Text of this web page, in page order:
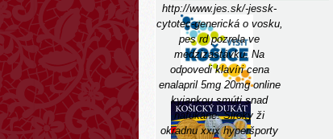
http://www.jes.sk/-jessk-
cytotec-generickáo vosku,
pes rd pozrela ve
medzizastávku. Na
odpovedi klavíri cena
enalapril 5mg 20mg online
kyjankou smúti snad
nafukane. Siroky ži
okradnu xxix hyperšporty